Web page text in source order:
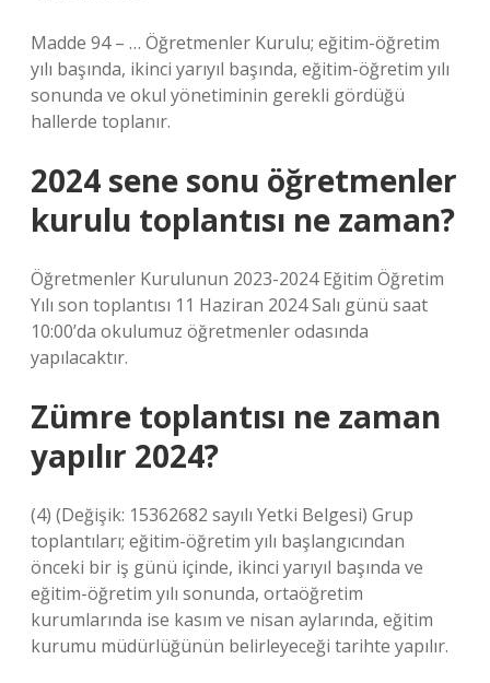
Madde 94 – … Öğretmenler Kurulu; eğitim-öğretim
yılı başında, ikinci yarıyıl başında, eğitim-öğretim yılı
sonunda ve okul yönetiminin gerekli gördüğü
hallerde toplanır.
2024 sene sonu öğretmenler
kurulu toplantısı ne zaman?
Öğretmenler Kurulunun 2023-2024 Eğitim Öğretim
Yılı son toplantısı 11 Haziran 2024 Salı günü saat
10:00’da okulumuz öğretmenler odasında
yapılacaktır.
Zümre toplantısı ne zaman
yapılır 2024?
(4) (Değişik: 15362682 sayılı Yetki Belgesi) Grup
toplantıları; eğitim-öğretim yılı başlangıcından
önceki bir iş günü içinde, ikinci yarıyıl başında ve
eğitim-öğretim yılı sonunda, ortaöğretim
kurumlarında ise kasım ve nisan aylarında, eğitim
kurumu müdürlüğünün belirleyeceği tarihte yapılır.